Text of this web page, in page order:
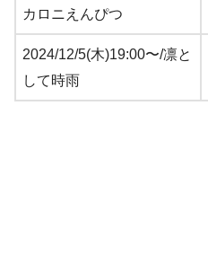
カロニえんぴつ
2024/12/5(木)19:00〜/凛と
して時雨